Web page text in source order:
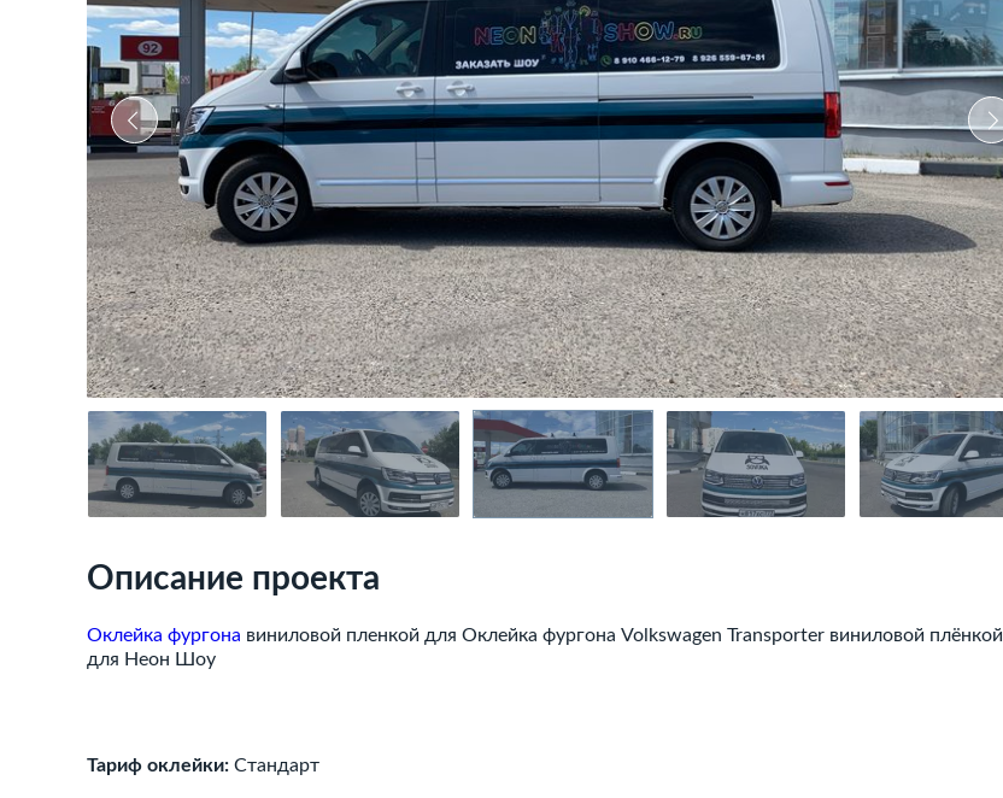
Описание проекта
Оклейка фургона виниловой пленкой для Оклейка фургона Volkswagen Transporter виниловой плёнкой
для Неон Шоу
Тариф оклейки: Стандарт